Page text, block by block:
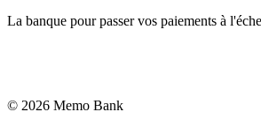
La banque pour passer vos paiements à
© 2026 Memo Bank